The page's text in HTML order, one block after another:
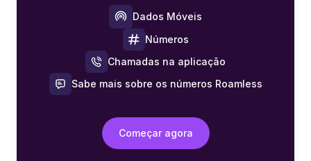
Dados Móveis
Números
Chamadas na aplicação
Sabe mais sobre os números Roamless
Começar agora